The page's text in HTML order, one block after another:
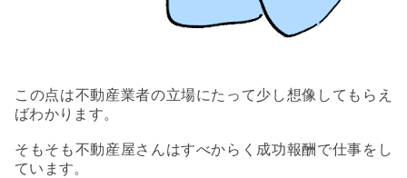
この点は不動産業者の立場にたって少し想像してもらえ
ばわかります。
そもそも不動産屋さんはすべからく成功報酬で仕事をし
ています。